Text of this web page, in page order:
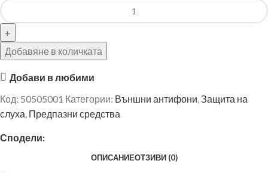
Добавяне в количката
Добави в любими
Код: 50505001 Категории: Външни антифони,Защита на
слуха, Предпазни средства
Сподели:
ОПИСАНИЕОТЗИВИ (0)